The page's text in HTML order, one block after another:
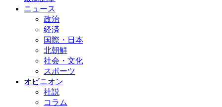
ニュース
政治
経済
国際・日本
北朝鮮
社会・文化
スポーツ
オピニオン
社説
コラム